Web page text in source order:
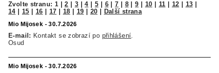
Zvolte stranu: 1 |2 3 |4| 5 6|7 8|9 10 11 12 13
14| 15 16 17 18 19 20 Další strana
Mio Mijosek - 30.7.2026
E-mail: Kontakt se zobrazí po přihlášení
Osud
Mio Mijosek - 30.7.2026